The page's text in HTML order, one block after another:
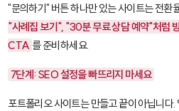
"문의하기" 버튼 하나만 있는 사이트는 전환
"사례집 보기", "30분 무료 상담 예약"처럼
CTA 를 준비하세요.
7단계: SEO 설정을 빠뜨리지 마세요
포트폴리오 사이트는 만들고 끝이 아닙니다